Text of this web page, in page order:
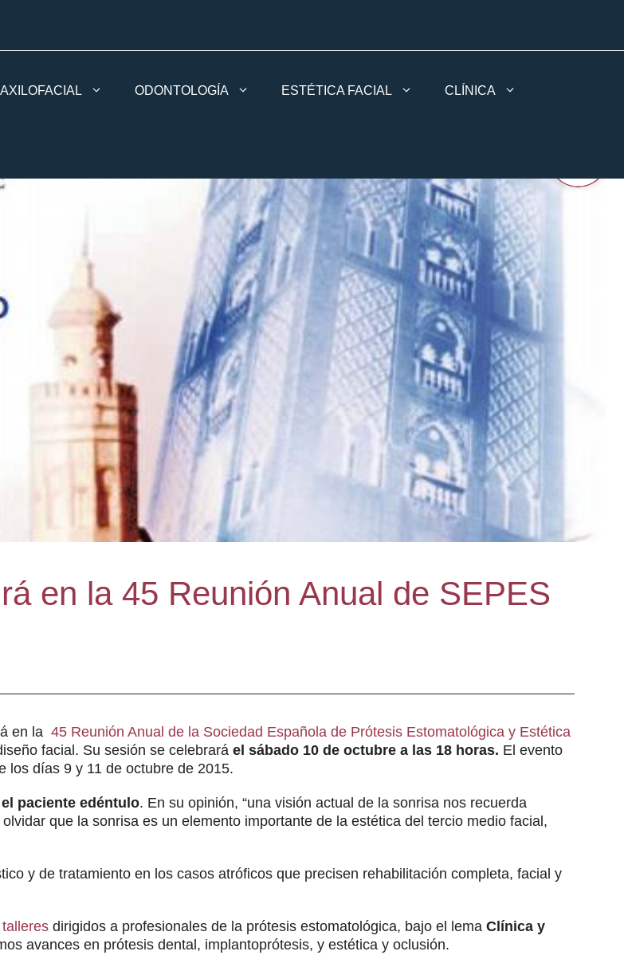
ODONTOLOGÍA ESTÉTICA FACIAL CLÍNICA
en la 45 Reunión Anual de SEPES
en la 45 Reunión Anual de la Sociedad Española de Prótesis Estomatológica y Estética
facial. Su sesión se celebrará el sábado 10 de octubre a las 18 horas. El evento
los días 9 y 11 de octubre de 2015.
paciente edéntulo. En su opinión, “una visión actual de la sonrisa nos recuerda
que la sonrisa es un elemento importante de la estética del tercio medio facial,
y de tratamiento en los casos atróficos que precisen rehabilitación completa, facial y
dirigidos a profesionales de la prótesis estomatológica, bajo el lema Clínica y
avances en prótesis dental, implantoprótesis, y estética y oclusión.